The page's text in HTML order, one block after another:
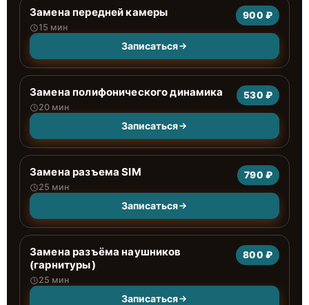
Замена передней камеры
15 мин
900 ₽
Записаться
Замена полифонического динамика
20 мин
530 ₽
Записаться
Замена разъема SIM
25 мин
790 ₽
Записаться
Замена разъёма наушников
(гарнитуры)
25 мин
800 ₽
Записаться